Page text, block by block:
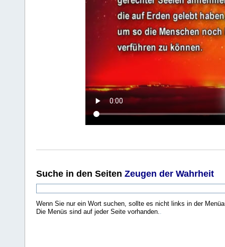
Suche in den Seiten Zeugen der Wahrheit
Wenn Sie nur ein Wort suchen, sollte es nicht links in der
Die Menüs sind auf jeder Seite vorhanden..